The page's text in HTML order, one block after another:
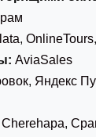
, OnlineTours,
AviaSales
, Яндекс
Cherehapa,